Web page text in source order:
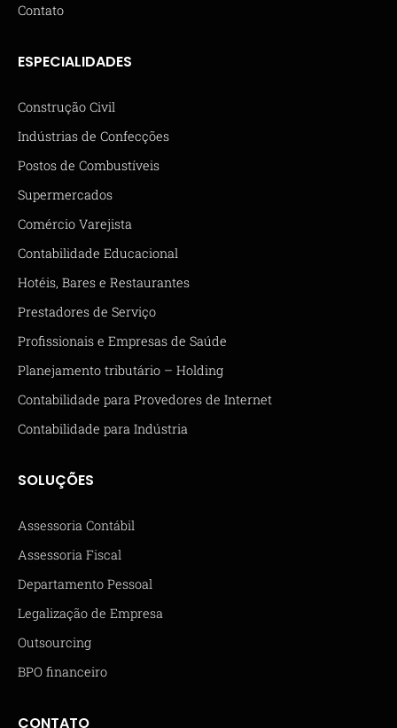
Contato
ESPECIALIDADES
Construção Civil
Indústrias de Confecções
Postos de Combustíveis
Supermercados
Comércio Varejista
Contabilidade Educacional
Hotéis, Bares e Restaurantes
Prestadores de Serviço
Profissionais e Empresas de Saúde
Planejamento tributário – Holding
Contabilidade para Provedores de Internet
Contabilidade para Indústria
SOLUÇÕES
Assessoria Contábil
Assessoria Fiscal
Departamento Pessoal
Legalização de Empresa
Outsourcing
BPO financeiro
CONTATO